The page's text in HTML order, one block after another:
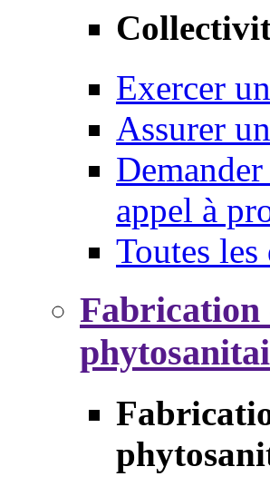
Exercer
Assurer
appel à
Toutes les